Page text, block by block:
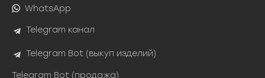
WhatsApp
Telegram канал
Telegram Bot (выкуп изделий)
Telegram Bot (продажа)